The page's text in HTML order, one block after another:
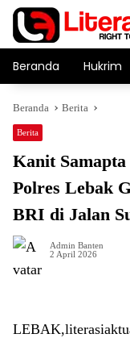
Langsung
konten
Beranda Hukrim
Beranda Berita
Berita
Kanit
Polres Lebak
BRI di Jalan
Admin Banten
2 April 2026